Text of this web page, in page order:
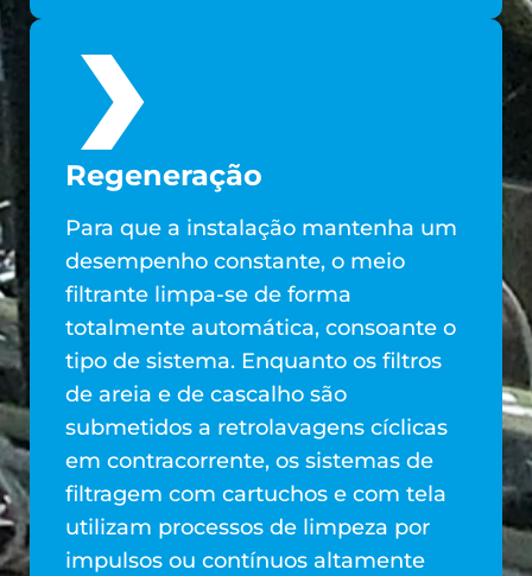
Regeneração
Para que a instalação mantenha um
desempenho constante, o meio
filtrante limpa-se de forma
totalmente automática, consoante o
tipo de sistema. Enquanto os filtros
de areia e de cascalho são
submetidos a retrolavagens cíclicas
em contracorrente, os sistemas de
filtragem com cartuchos e com tela
utilizam processos de limpeza por
impulsos ou contínuos altamente